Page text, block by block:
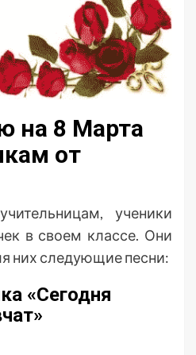
на 8 Марта
от
ученики
в своем классе. Они
них следующие песни:
«Сегодня